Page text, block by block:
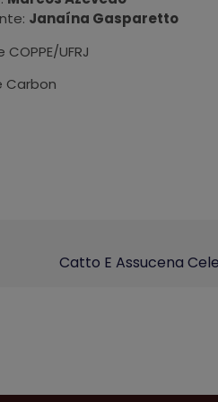
Janaína Gasparetto
UFRJ
Carbon